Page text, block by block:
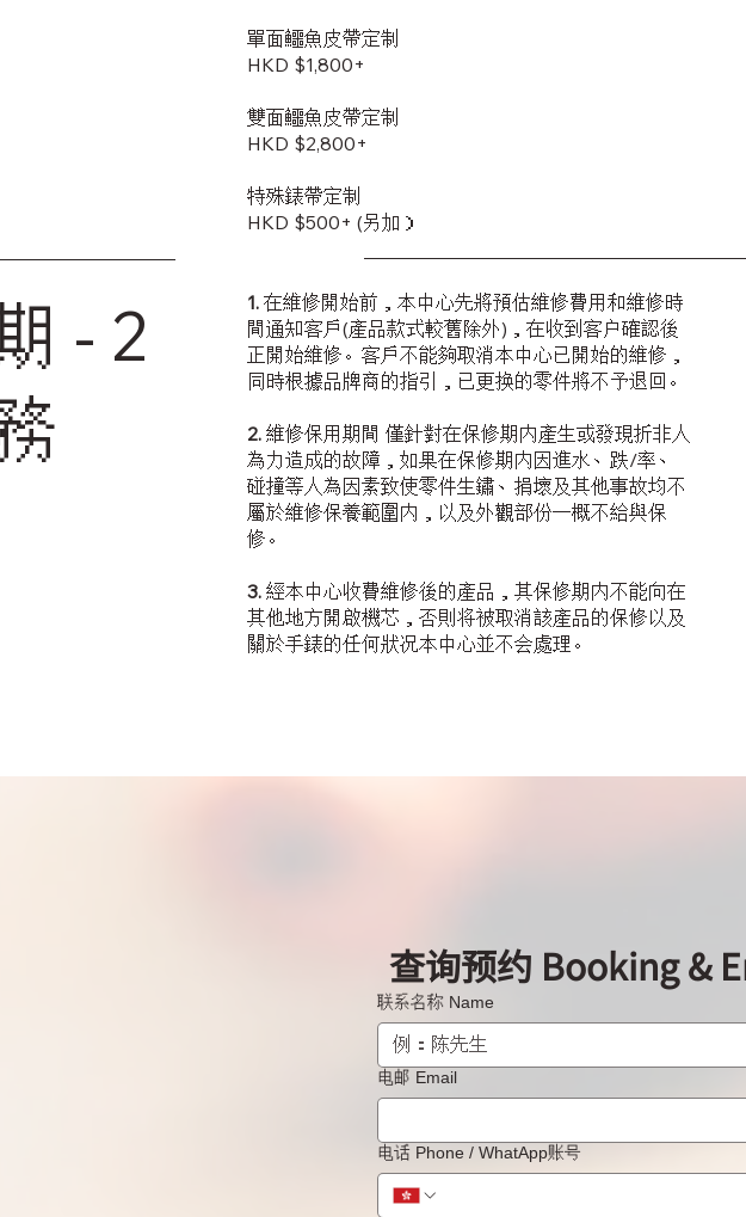
單面鱷魚皮帶定制
HKD $1,800+
雙面鱷魚皮帶定制
​HKD $2,800+
特殊錶帶定制
HKD $500+ (另加）
- 2
1. 在維修開始前，本中心先將預估維修費用和維修時
間通知客戶(產品款式較舊除外)，在收到客户確認後
正開始維修。客戶不能夠取消本中心已開始的維修，
同時根據品牌商的指引，已更换的零件將不予退回。
2. 維修保用期間 僅針對在保修期内產生或發現折非人
為力造成的故障，如果在保修期内因進水、跌/率、
碰撞等人為因素致使零件生鏽、捐壞及其他事故均不
屬於維修保養範圍内，以及外觀部份一概不給與保
修。
3. 經本中心收費維修後的產品，其保修期内不能向在
其他地方開啟機芯，否則将被取消該產品的保修以及
關於手錶的任何狀况本中心並不会處理。
查询预约 Booking &
联系名称 Name
电邮 Email
电话 Phone / WhatApp账号